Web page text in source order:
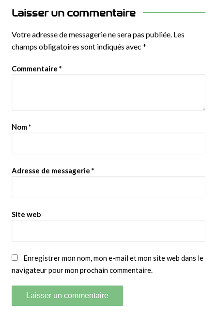
Laisser un commentaire
Votre adresse de messagerie ne sera pas publiée. Les
champs obligatoires sont indiqués avec *
Commentaire *
Nom*
Adresse de messagerie *
Site web
Enregistrer mon nom, mon e-mail et mon site web dans le
navigateur pour mon prochain commentaire.